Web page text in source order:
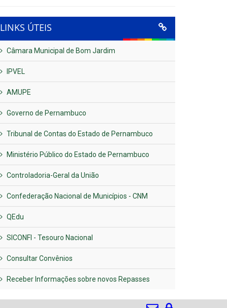
LINKS ÚTEIS
Câmara Municipal de Bom Jardim
IPVEL
AMUPE
Governo de Pernambuco
Tribunal de Contas do Estado de Pernambuco
Ministério Público do Estado de Pernambuco
Controladoria-Geral da União
Confederação Nacional de Municípios - CNM
QEdu
SICONFI - Tesouro Nacional
Consultar Convênios
Receber Informações sobre novos Repasses